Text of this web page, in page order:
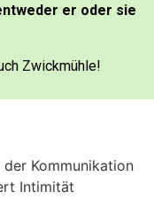
er oder sie
Zwickmühle!